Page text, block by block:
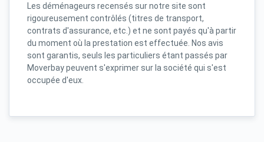
Les déménageurs recensés sur notre site sont
rigoureusement contrôlés (titres de transport,
contrats d'assurance, etc.) et ne sont payés qu'à partir
du moment où la prestation est effectuée. Nos avis
sont garantis, seuls les particuliers étant passés par
Moverbay peuvent s'exprimer sur la société qui s'est
occupée d'eux.